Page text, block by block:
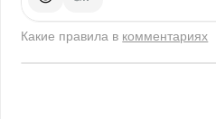
Какие правила в комментариях